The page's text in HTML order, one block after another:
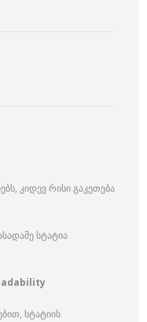
კიდევ რისი გაკეთება
სტატია
სტატიის